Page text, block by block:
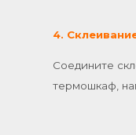
4.
Соедините
термошкаф,